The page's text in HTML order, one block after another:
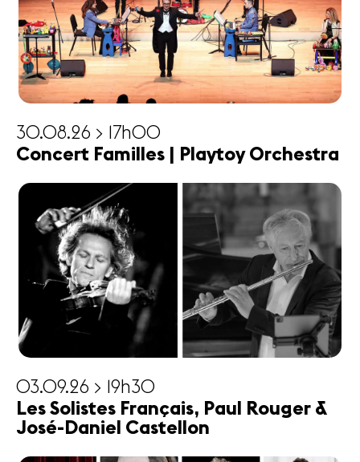
30.08.26 > 17h00
Concert Familles | Playtoy Orchestra
03.09.26 > 19h30
Les Solistes Français, Paul Rouger &
José-Daniel Castellon